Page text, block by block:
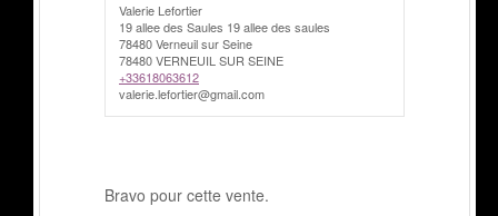
Valerie Lefortier
19 allee des Saules 19 allee des saules
78480 Verneuil sur Seine
78480 VERNEUIL SUR SEINE
+33618063612
valerie.lefortier@gmail.com
Bravo pour cette vente.